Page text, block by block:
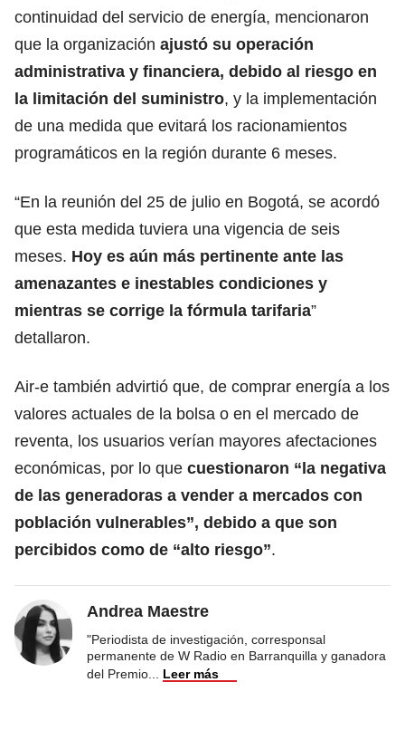
continuidad del servicio de energía, mencionaron
que la organización ajustó su operación
administrativa y financiera, debido al riesgo en
la limitación del suministro, y la implementación
de una medida que evitará los racionamientos
programáticos en la región durante 6 meses.
“En la reunión del 25 de julio en Bogotá, se acordó
que esta medida tuviera una vigencia de seis
meses. Hoy es aún más pertinente ante las
amenazantes e inestables condiciones y
mientras se corrige la fórmula tarifaria”
detallaron.
Air-e también advirtió que, de comprar energía a los
valores actuales de la bolsa o en el mercado de
reventa, los usuarios verían mayores afectaciones
económicas, por lo que cuestionaron “la negativa
de las generadoras a vender a mercados con
población vulnerables”, debido a que son
percibidos como de “alto riesgo”.
Andrea Maestre
"Periodista de investigación, corresponsal
permanente de W Radio en Barranquilla y ganadora
del Premio
Leer más